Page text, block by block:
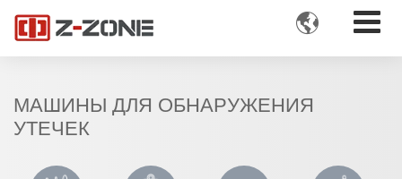

МАШИНЫ ДЛЯ ОБНАРУЖЕНИЯ
УТЕЧЕК